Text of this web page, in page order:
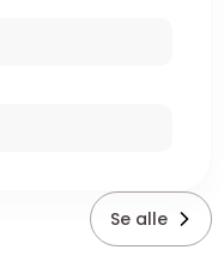
Se alle